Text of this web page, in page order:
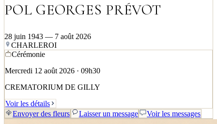
POL GEORGES PRÉVOT
28 juin 1943 — 7 août 2026
CHARLEROI
Cérémonie
Mercredi 12 août 2026 · 09h30
CREMATORIUM DE GILLY
Voir les détails
Envoyer des fleurs
Laisser un message Voir les messages